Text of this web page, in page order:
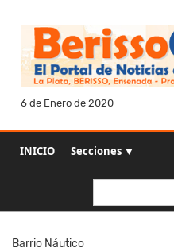
6 de Enero de 2020
INICIO Secciones ▼
Barrio Náutico